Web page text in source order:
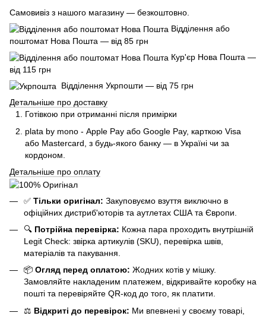
Самовивіз з нашого магазину — безкоштовно.
Відділення або
поштомат Нова Пошта — від 85 грн
Кур'єр Нова Пошта —
від 115 грн
Відділення Укрпошти — від 75 грн
Детальніше про доставку
Готівкою при отриманні після примірки
plata by mono - Apple Pay або Google Pay, карткою Visa
або Mastercard, з будь-якого банку — в Україні чи за
кордоном.
Детальніше про оплату
✅ Тільки оригінал: Закуповуємо взуття виключно в
офіційних дистриб'юторів та аутлетах США та Європи.
🔍 Потрійна перевірка: Кожна пара проходить внутрішній
Legit Check: звірка артикулів (SKU), перевірка швів,
матеріалів та пакування.
📦 Огляд перед оплатою: Жодних котів у мішку.
Замовляйте накладеним платежем, відкривайте коробку на
пошті та перевіряйте QR-код до того, як платити.
⚖️ Відкриті до перевірок: Ми впевнені у своєму товарі,